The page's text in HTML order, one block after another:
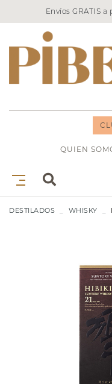
Envíos GRATIS
QUIEN
DESTILADOS WHISKY